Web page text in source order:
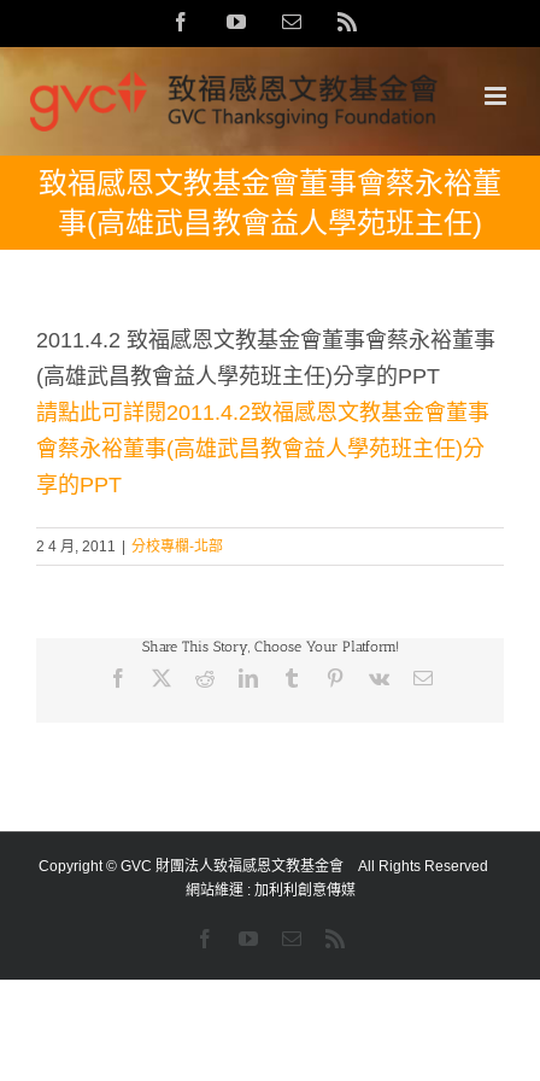
to
content
FacebookYouTubeEmail:
致福感恩文教基金會董事會蔡永裕董
事(高雄武昌教會益人學苑班主任)
2011.4.2 致福感恩文教基金會董事會蔡永裕董事
(高雄武昌教會益人學苑班主任)分享的PPT
請點此可詳閱2011.4.2致福感恩文教基金會董事
會蔡永裕董事(高雄武昌教會益人學苑班主任)分
享的PPT
2 4 月, 2011 分校專欄-北部
Share This Story, Choose Your Platform!
Facebook RedditLinkedInTumblr Pinterest
Vk Email:
Copyright © GVC 財團法人致福感恩文教基金會 All Rights Reserved
網站維運 : 加利利創意傳媒
FacebookYouTube
Email: